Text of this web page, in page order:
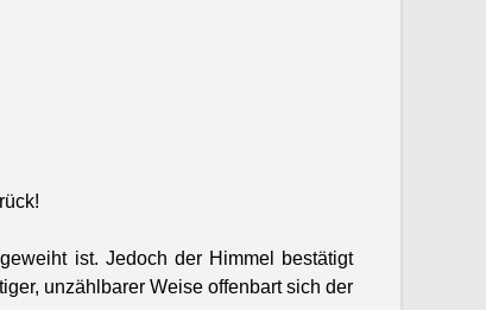
ist. Jedoch der Him­mel bestätigt
unzählbar­er Weise offen­bart sich der